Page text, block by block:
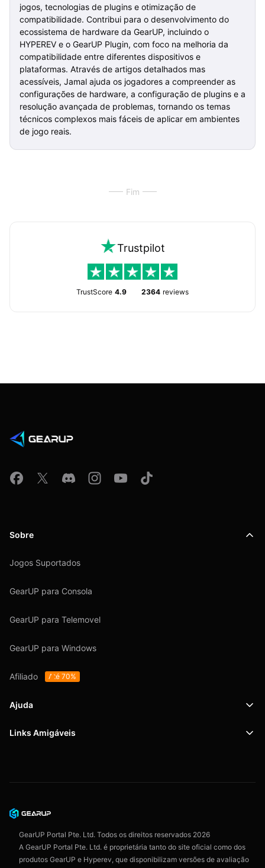
jogos, tecnologias de plugins e otimização de
compatibilidade. Contribui para o desenvolvimento do
ecossistema de hardware da GearUP, incluindo o
HYPEREV e o GearUP Plugin, com foco na melhoria da
compatibilidade entre diferentes dispositivos e
plataformas. Através de artigos detalhados mas
acessíveis, Jamal ajuda os jogadores a compreender as
configurações de hardware, a configuração de plugins e a
resolução avançada de problemas, tornando os temas
técnicos complexos mais fáceis de aplicar em ambientes
de jogo reais.
Fim
Trustpilot
TrustScore 4.9 2364 reviews
Sobre
Jogos Suportados
GearUP para Consola
GearUP para Telemovel
GearUP para Windows
Afiliado Até 70%
Ajuda
Suporte
Acordo do Usuário
Links Amigáveis
GearUP Portal Pte. Ltd. Todos os direitos reservados 2026
A GearUP Portal Pte. Ltd. é proprietária tanto do site oficial como dos
produtos GearUP e Hyperev, que disponibilizam versões de avaliação